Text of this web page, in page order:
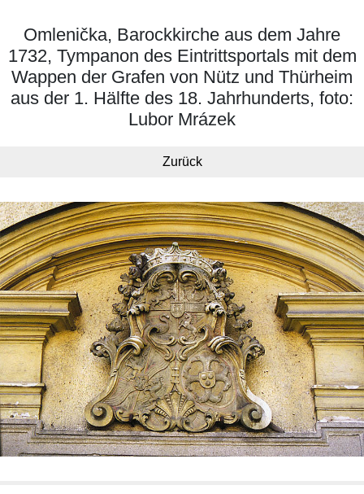
Omlenička, Barockkirche aus dem Jahre
1732, Tympanon des Eintrittsportals mit dem
Wappen der Grafen von Nütz und Thürheim
aus der 1. Hälfte des 18. Jahrhunderts, foto:
Lubor Mrázek
Zurück